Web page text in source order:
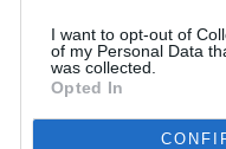
I want to opt-out of
of my Personal Data
was collected.
Opted In
με Γιώργο
Θέατρο